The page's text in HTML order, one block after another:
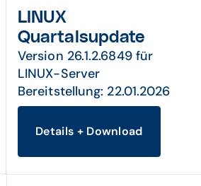
LINUX
Quartalsupdate
Version 26.1.2.6849 für
LINUX-Server
Bereitstellung: 22.01.2026
Details + Download